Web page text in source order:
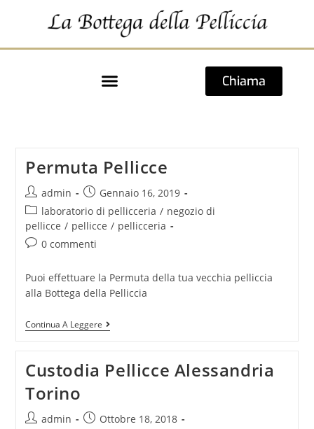
Chiama
Permuta Pellicce
admin
Gennaio 16, 2019
laboratorio di pellicceria / negozio di
pellicce / pellicce / pellicceria
0 commenti
Puoi effettuare la Permuta della tua vecchia pelliccia
alla Bottega della Pelliccia
Continua A Leggere
Custodia Pellicce Alessandria
Torino
admin
Ottobre 18, 2018